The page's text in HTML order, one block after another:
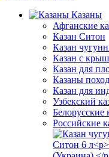
Казаны
Афганские
Казан Ситон
Казан
Казан с
Казан для
Казаны
Казан для
Узбекский
Белорусские
Российские